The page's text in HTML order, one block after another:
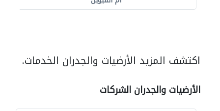
اكتشف المزيد الأرضيات والجدران الخدمات.
الأرضيات والجدران الشركات